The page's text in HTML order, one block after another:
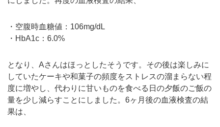
・空腹時血糖値：106mg/dL
・HbA1c：6.0%
となり、Aさんはほっとしたそうです。その後は楽しみに
していたケーキや和菓子の頻度をストレスの溜まらない程
度に増やし、代わりに甘いものを食べる日の夕飯のご飯の
量を少し減らすことにしました。6ヶ月後の血液検査の結
果は、